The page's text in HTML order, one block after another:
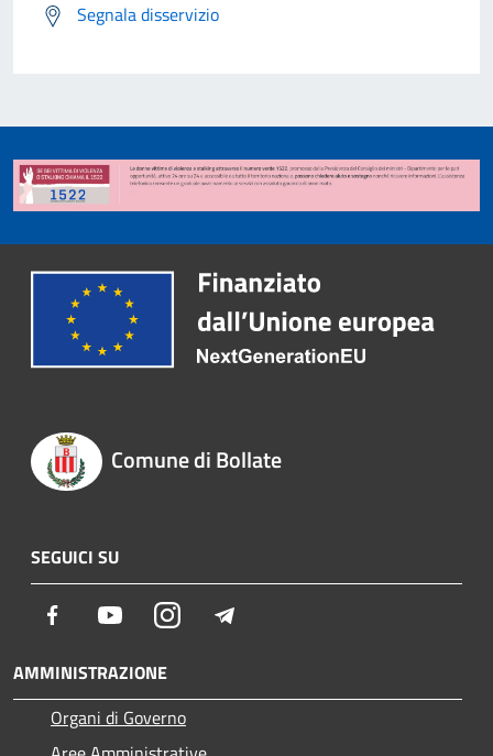
Segnala disservizio
Comune di Bollate
SEGUICI SU
Facebook YoutubeInstagram
AMMINISTRAZIONE
Organi di Governo